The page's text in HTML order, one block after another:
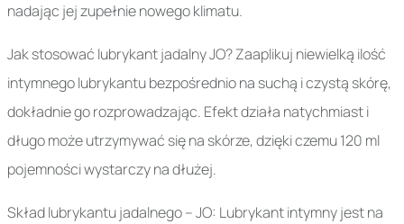
nadając jej zupełnie nowego klimatu.
Jak stosować lubrykant jadalny JO? Zaaplikuj niewielką ilość
intymnego lubrykantu bezpośrednio na suchą i czystą skórę,
dokładnie go rozprowadzając. Efekt działa natychmiast i
długo może utrzymywać się na skórze, dzięki czemu 120 ml
pojemności wystarczy na dłużej.
Skład lubrykantu jadalnego – JO: Lubrykant intymny jest na